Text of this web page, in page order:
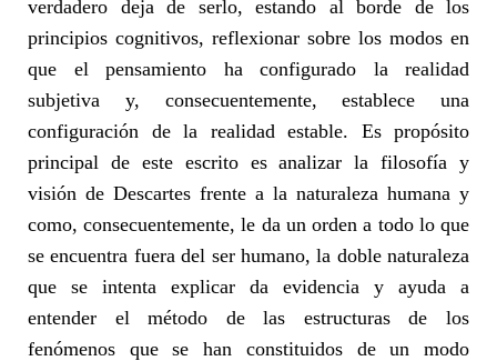
verdadero deja de serlo, estando al borde de los
principios cognitivos, reflexionar sobre los modos en
que el pensamiento ha configurado la realidad
subjetiva y, consecuentemente, establece una
configuración de la realidad estable. Es propósito
principal de este escrito es analizar la filosofía y
visión de Descartes frente a la naturaleza humana y
como, consecuentemente, le da un orden a todo lo que
se encuentra fuera del ser humano, la doble naturaleza
que se intenta explicar da evidencia y ayuda a
entender el método de las estructuras de los
fenómenos que se han constituidos de un modo